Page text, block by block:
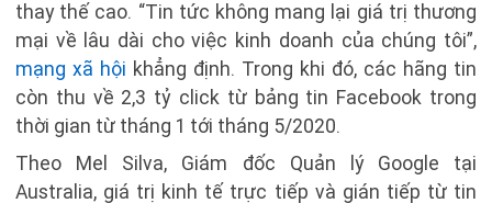
thay thế cao. “Tin tức không mang lại giá trị thương
mại về lâu dài cho việc kinh doanh của chúng tôi”,
mạng xã hội khẳng định. Trong khi đó, các hãng tin
còn thu về 2,3 tỷ click từ bảng tin Facebook trong
thời gian từ tháng 1 tới tháng 5/2020.
Theo Mel Silva, Giám đốc Quản lý Google tại
Australia, giá trị kinh tế trực tiếp và gián tiếp từ tin